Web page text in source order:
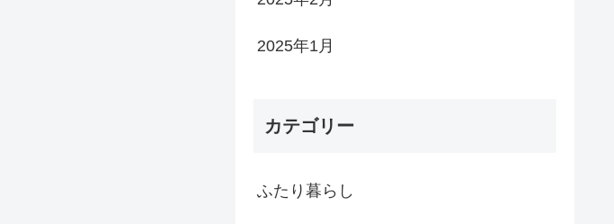
2025年1月
カテゴリー
ふたり暮らし